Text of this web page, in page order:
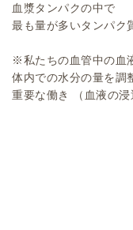
血漿タンパクの中で
最も量が多いタンパク
※私たちの血管中の血
体内での水分の量を調
重要な働き （血液の浸